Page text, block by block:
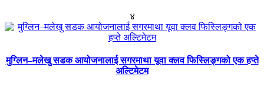
४
मुग्लिन–मलेखु सडक आयोजनालाई सगरमाथा यूवा क्लव फिस्लिङ्गको एक हप्ते
अल्टिमेटम